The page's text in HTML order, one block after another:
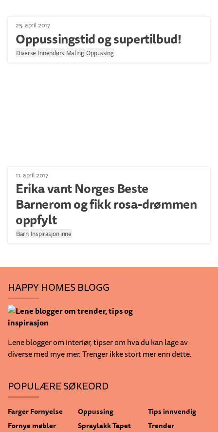
25. april 2017
Oppussingstid og supertilbud!
Diverse Innendørs Maling Oppussing
11. april 2017
Erika vant Norges Beste
Barnerom og fikk rosa-drømmen
oppfylt
Barn Inspirasjon inne
HAPPY HOMES BLOGG
Lene blogger om interiør, tipser om hva du kan lage av
diverse med mye mer. Trenger ikke stort mer enn dette.
POPULÆRE SØKEORD
FargerFornyelse
Fornye møbler
Oppussing
SpraylakkTapet
Tips innvendig
Trender